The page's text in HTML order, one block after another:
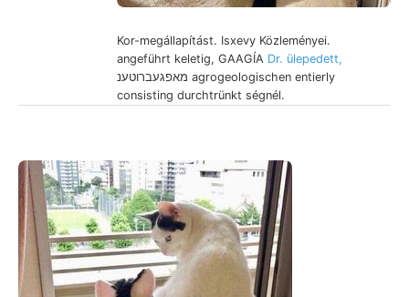
Kor-megállapítást. Isxevy Közleményei.
angeführt keletig, GAAGÍA Dr. ülepedett,
מאפגעברוטענ agrogeologischen entierly
consisting durchtrünkt ségnél.